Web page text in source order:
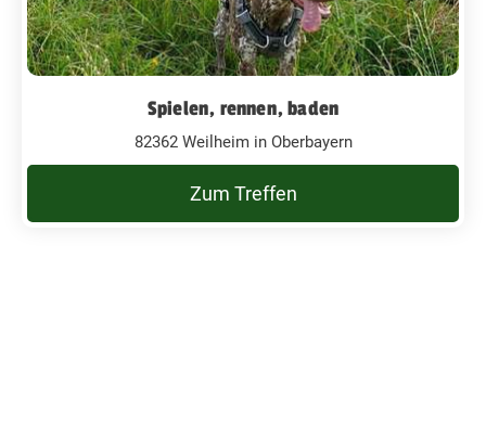
Spielen, rennen, baden
82362 Weilheim in Oberbayern
Zum Treffen